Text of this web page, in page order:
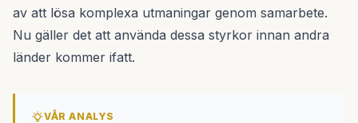
av att lösa komplexa utmaningar genom samarbete.
Nu gäller det att använda dessa styrkor innan andra
länder kommer ifatt.
VÅR ANALYS